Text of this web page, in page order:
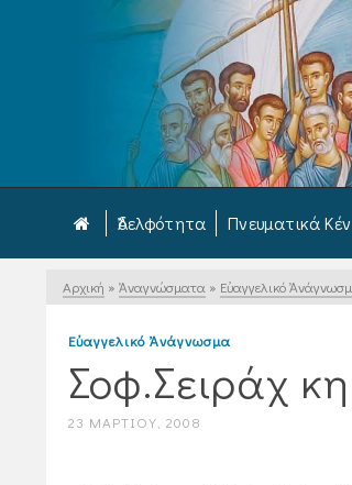
Ἀδελφότητα Πνευματικά
Αρχική » Ἀναγνώσματα » Εὐαγγελικό
Εὐαγγελικό Ἀνάγνωσμα
Σοφ.Σειράχ
23 ΜΑΡΤΊΟΥ, 2008